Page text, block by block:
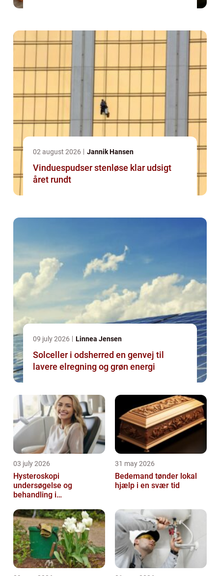
02 august 2026 Jannik Hansen
Vinduespudser stenløse klar udsigt
året rundt
09 july 2026 Linnea Jensen
Solceller i odsherred en genvej til
lavere elregning og grøn energi
03 july 2026
Hysteroskopi
undersøgelse og
behandling i
31 may 2026
Bedemand tønder lokal
hjælp i en svær tid